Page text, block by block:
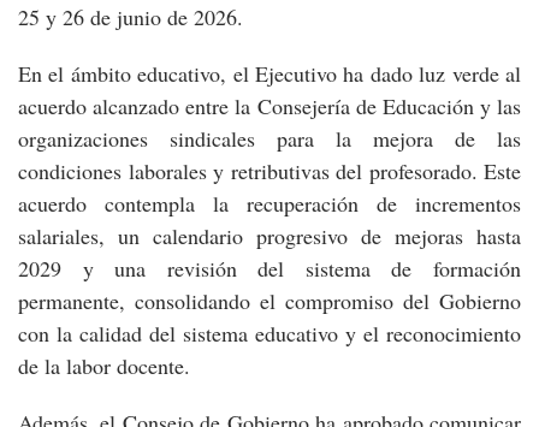
25 y 26 de junio de 2026.
En el ámbito educativo, el Ejecutivo ha dado luz verde al
acuerdo alcanzado entre la Consejería de Educación y las
organizaciones sindicales para la mejora de las
condiciones laborales y retributivas del profesorado. Este
acuerdo contempla la recuperación de incrementos
salariales, un calendario progresivo de mejoras hasta
2029 y una revisión del sistema de formación
permanente, consolidando el compromiso del Gobierno
con la calidad del sistema educativo y el reconocimiento
de la labor docente.